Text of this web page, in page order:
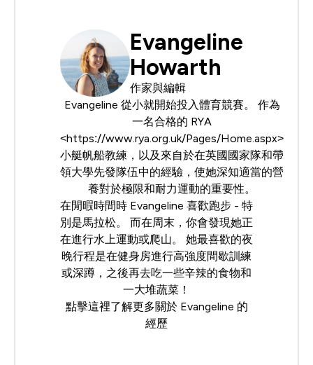
Evangeline
Howarth
作家與編輯
Evangeline 從小就開始投入體育競賽。 作為
一名合格的 RYA
<https://www.rya.org.uk/Pages/Home.aspx>
小艇帆船教練，以及來自於在英國國家隊和帶
領大學先發隊伍中的經驗，使她深知適當的營
養對於極限和耐力運動的重要性。
在閒暇時間時 Evangeline 喜歡跑步 - 特
別是馬拉松。 而在周末，你會發現她正
在進行水上運動或爬山。 她最喜歡的夜
晚行程是在健身房進行高強度間歇訓練
或深蹲，之後再去吃一些辛辣的食物和
一大堆蔬菜！
點擊這裡了解更多關於 Evangeline 的
經歷